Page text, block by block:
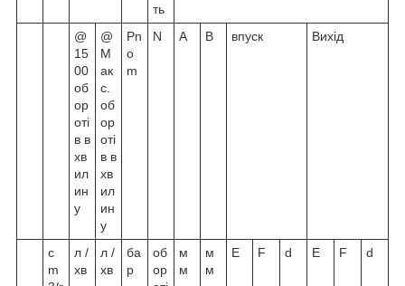
ть
@
15
00
об
ор
оті
в в
хв
ил
ин
у
@
М
ак
с.
об
ор
оті
в в
хв
ил
ин
у
Pn
o
m
N A В впуск Вихід
c
m
л /
хв
л /
хв
ба
р
об
ор
м
м
м
м
Е F d Е F d